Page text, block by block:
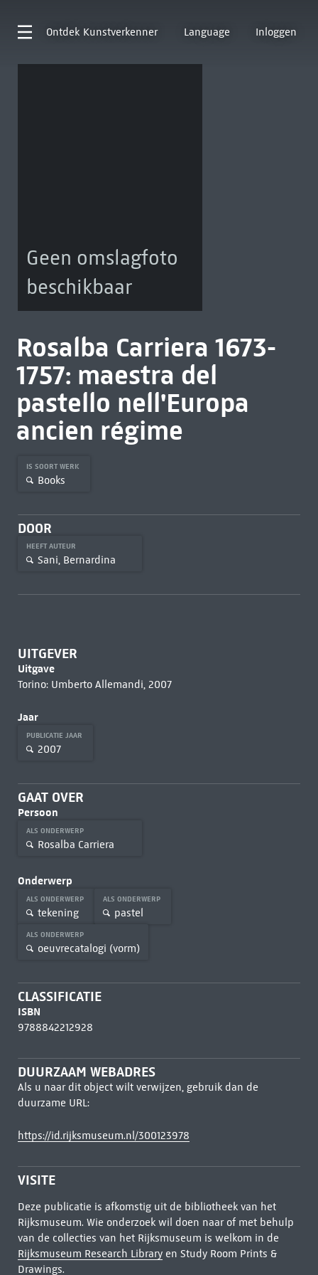
Ontdek Kunstverkenner Language Inloggen
Geen omslagfoto
beschikbaar
Rosalba Carriera 1673-
1757: maestra del
pastello nell'Europa
ancien régime
IS SOORT WERK
Books
DOOR
HEEFT AUTEUR
Sani, Bernardina
UITGEVER
Uitgave
Torino: Umberto Allemandi, 2007
Jaar
PUBLICATIE JAAR
2007
GAAT OVER
Persoon
ALS ONDERWERP
Rosalba Carriera
Onderwerp
ALS ONDERWERP
tekening
ALS ONDERWERP
pastel
ALS ONDERWERP
oeuvrecatalogi (vorm)
CLASSIFICATIE
ISBN
9788842212928
DUURZAAM WEBADRES
Als u naar dit object wilt verwijzen, gebruik dan de
duurzame URL:
https://id.rijksmuseum.nl/300123978
VISITE
Deze publicatie is afkomstig uit de bibliotheek van het
Rijksmuseum. Wie onderzoek wil doen naar of met behulp
van de collecties van het Rijksmuseum is welkom in de
Rijksmuseum Research Libraryen Study Room Prints &
Drawings.